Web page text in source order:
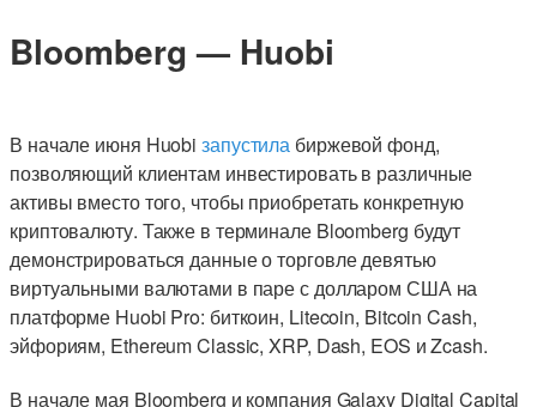
Bloomberg — Huobi
В начале июня Huobi запустила биржевой фонд,
позволяющий клиентам инвестировать в различные
активы вместо того, чтобы приобретать конкретную
криптовалюту. Также в терминале Bloomberg будут
демонстрироваться данные о торговле девятью
виртуальными валютами в паре с долларом США на
платформе Huobi Pro: биткоин, Litecoin, Bitcoin Cash,
эйфориям, Ethereum Classic, XRP, Dash, EOS и Zcash.
В начале мая Bloomberg и компания Galaxy Digital Capital